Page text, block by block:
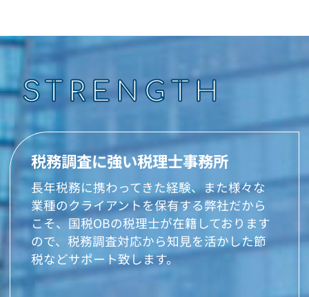
STRENGTH
税務調査に強い税理士事務所
長年税務に携わってきた経験、また様々な
業種のクライアントを保有する弊社だから
こそ、国税OBの税理士が在籍しております
ので、税務調査対応から知見を活かした節
税などサポート致します。